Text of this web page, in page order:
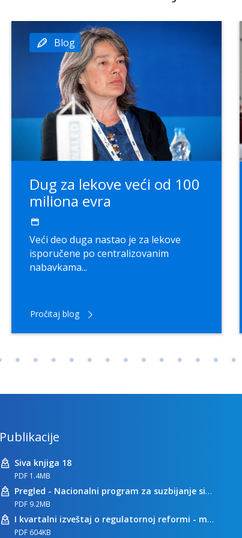
Blog
Dug za lekove veći od 100
miliona evra
Veći deo duga nastao je za lekove
isporučene po centralizovanim
nabavkama...
Pročitaj blog
Publikacije
Siva knjiga 18
PDF 1.4MB
Pregled - Nacionalni program za suzbijanje sive ekonomije
PDF 9.2MB
I kvartalni izveštaj o regulatornoj reformi - maj 2023
PDF 604KB